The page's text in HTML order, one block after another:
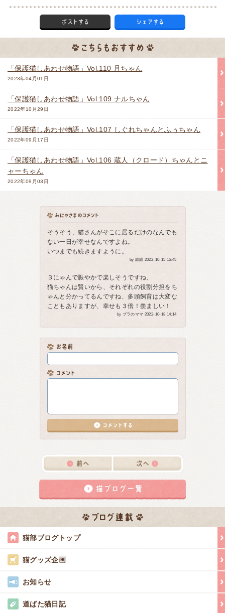
「保護猫しあわせ物語」Vol.110 月ちゃん
2023年04月01日
「保護猫しあわせ物語」Vol.109 ナルちゃん
2022年10月29日
「保護猫しあわせ物語」Vol.107 しぐれちゃんとふぅちゃん
2022年09月17日
「保護猫しあわせ物語」Vol.106 蔵人（クロード）ちゃんとニ
ャーちゃん
2022年09月03日
そうそう、猫さんがそこに居るだけのなんでも
ない一日が幸せなんですよね。
いつまでも続きますように。
by 総総 2022-10-15 15:45
３にゃんで賑やかで楽しそうですね、
猫ちゃんは賢いから、それぞれの役割分担をち
ゃんと分かってるんですね、多頭飼育は大変な
こともありますが、幸せも３倍！羨ましい！
by ブラのママ 2022-10-18 14:14
猫部ブログトップ
猫グッズ企画
お知らせ
道ばた猫日記